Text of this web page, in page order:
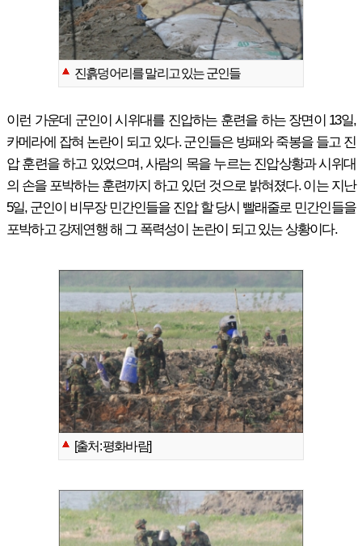
진흙덩어리를 말리고 있는 군인들
이런 가운데 군인이 시위대를 진압하는 훈련을 하는 장면이 13일,
카메라에 잡혀 논란이 되고 있다. 군인들은 방패와 죽봉을 들고 진
압 훈련을 하고 있었으며, 사람의 목을 누르는 진압상황과 시위대
의 손을 포박하는 훈련까지 하고 있던 것으로 밝혀졌다. 이는 지난
5일, 군인이 비무장 민간인들을 진압 할 당시 빨래줄로 민간인들을
포박하고 강제연행 해 그 폭력성이 논란이 되고 있는 상황이다.
[출처: 평화바람]